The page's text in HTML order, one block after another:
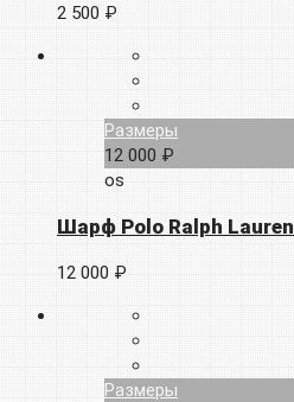
2 500 ₽
Размеры
12 000 ₽
os
Шарф Polo Ralph Lauren
12 000 ₽
Размеры